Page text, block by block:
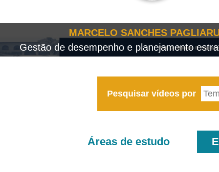
MARCELO SANCHES
Gestão de desempenho e planejamento
Pesquisar vídeos por
Áreas de estudo